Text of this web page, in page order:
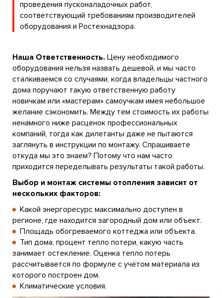
проведения пусконаладочных работ,
соответствующий требованиям производителей
оборудования и Ростехнадзора.
Наша Ответственность. Цену необходимого
оборудования нельзя назвать дешевой, и мы часто
сталкиваемся со случаями, когда владельцы частного
дома поручают такую ответственную работу
новичкам или «мастерам» самоучкам имея небольшое
желание сэкономить. Между тем стоимость их работы
ненамного ниже расценок профессиональных
компаний, тогда как дилетанты даже не пытаются
заглянуть в инструкции по монтажу. Спрашиваете
откуда мы это знаем? Потому что нам часто
приходится переделывать результаты такой работы.
Выбор и монтаж системы отопления зависит от
нескольких факторов:
Какой энергоресурс максимально доступен в
регионе, где находится загородный дом или объект.
Площадь обогреваемого коттеджа или объекта.
Тип дома, процент тепло потери, какую часть
занимает остекление. Оценка тепло потерь
рассчитывается по формуле с учётом материала из
которого построен дом.
Климатические условия.